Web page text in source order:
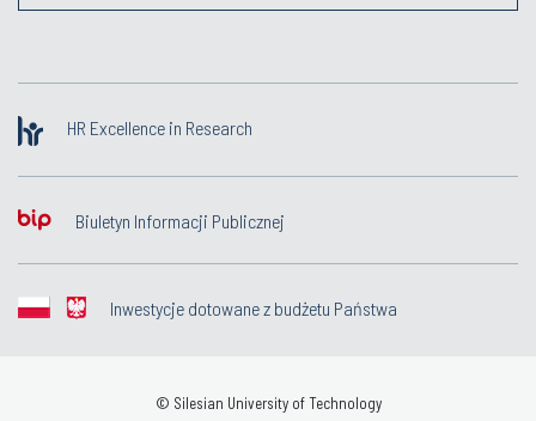
HR Excellence in Research
Biuletyn Informacji Publicznej
Inwestycje dotowane z budżetu Państwa
© Silesian University of Technology